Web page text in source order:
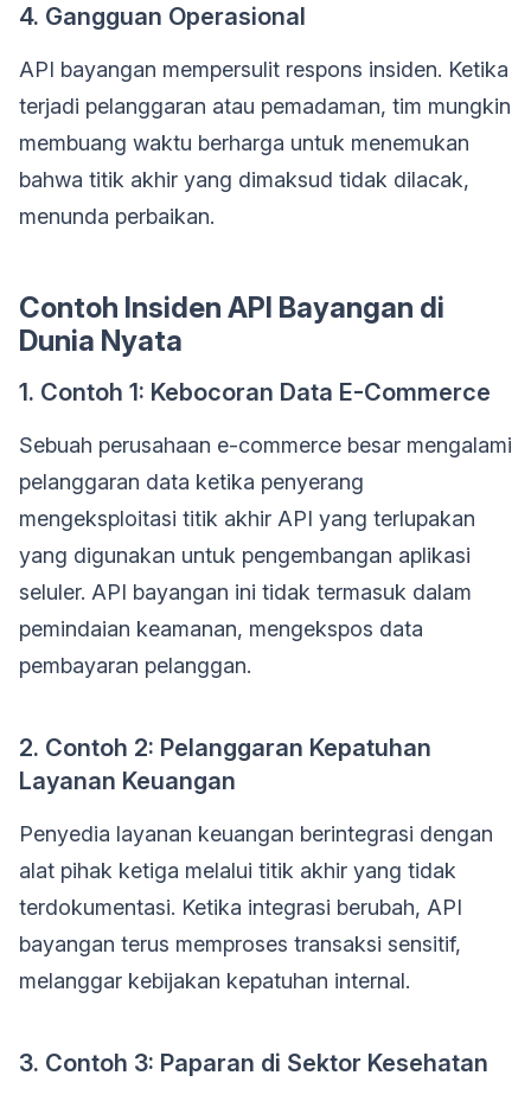
4. Gangguan Operasional
API bayangan mempersulit respons insiden. Ketika
terjadi pelanggaran atau pemadaman, tim mungkin
membuang waktu berharga untuk menemukan
bahwa titik akhir yang dimaksud tidak dilacak,
menunda perbaikan.
Contoh Insiden API Bayangan di
Dunia Nyata
1. Contoh 1: Kebocoran Data E-Commerce
Sebuah perusahaan e-commerce besar mengalami
pelanggaran data ketika penyerang
mengeksploitasi titik akhir API yang terlupakan
yang digunakan untuk pengembangan aplikasi
seluler. API bayangan ini tidak termasuk dalam
pemindaian keamanan, mengekspos data
pembayaran pelanggan.
2. Contoh 2: Pelanggaran Kepatuhan
Layanan Keuangan
Penyedia layanan keuangan berintegrasi dengan
alat pihak ketiga melalui titik akhir yang tidak
terdokumentasi. Ketika integrasi berubah, API
bayangan terus memproses transaksi sensitif,
melanggar kebijakan kepatuhan internal.
3. Contoh 3: Paparan di Sektor Kesehatan